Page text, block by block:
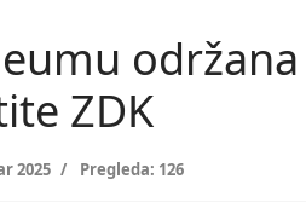
ZDK
2025 Pregleda: 126